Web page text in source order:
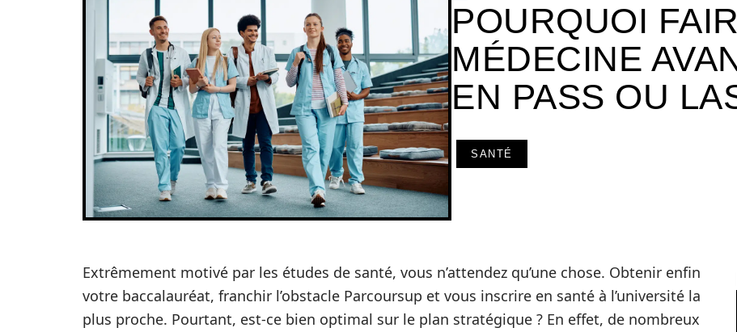
POURQUOI
MÉDECINE
EN PASS OU
SANTÉ
Extrêmement motivé par les études de santé, vous n’attendez qu’une chose. Obtenir enfin
votre baccalauréat, franchir l’obstacle Parcoursup et vous inscrire en santé à l’université la
plus proche. Pourtant, est-ce bien optimal sur le plan stratégique ? En effet, de nombreux